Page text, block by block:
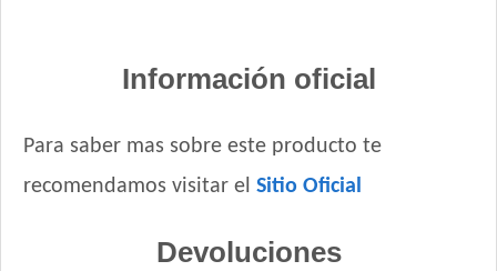
Información oficial
Para saber mas sobre este producto te
recomendamos visitar el Sitio Oficial
Devoluciones